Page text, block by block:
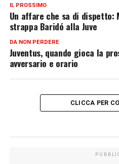
IL PROSSIMO
Un affare che sa di
strappa Baridó alla Juve
DA NON PERDERE
Juventus, quando gioca la
avversario e orario
CLICCA PER